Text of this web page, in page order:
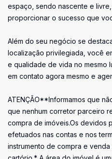
espaço, sendo nascente e
proporcionar o sucesso que
Além do seu negócio se
localização privilegiada, você
e qualidade de vida no mesmo
em contato agora mesmo e
ATENÇÃO**Informamos que
que nenhum corretor parceiro
compra de imóveis.Os devidos
efetuados nas contas e nos
instrumento de compra e